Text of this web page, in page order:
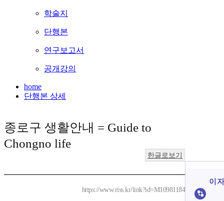
학술지
단행본
연구보고서
공개강의
home
단행본 상세
종로구 생활안내 = Guide to
Chongno life
한글로보기
https://www.riss.kr/link?id=M10981184
이